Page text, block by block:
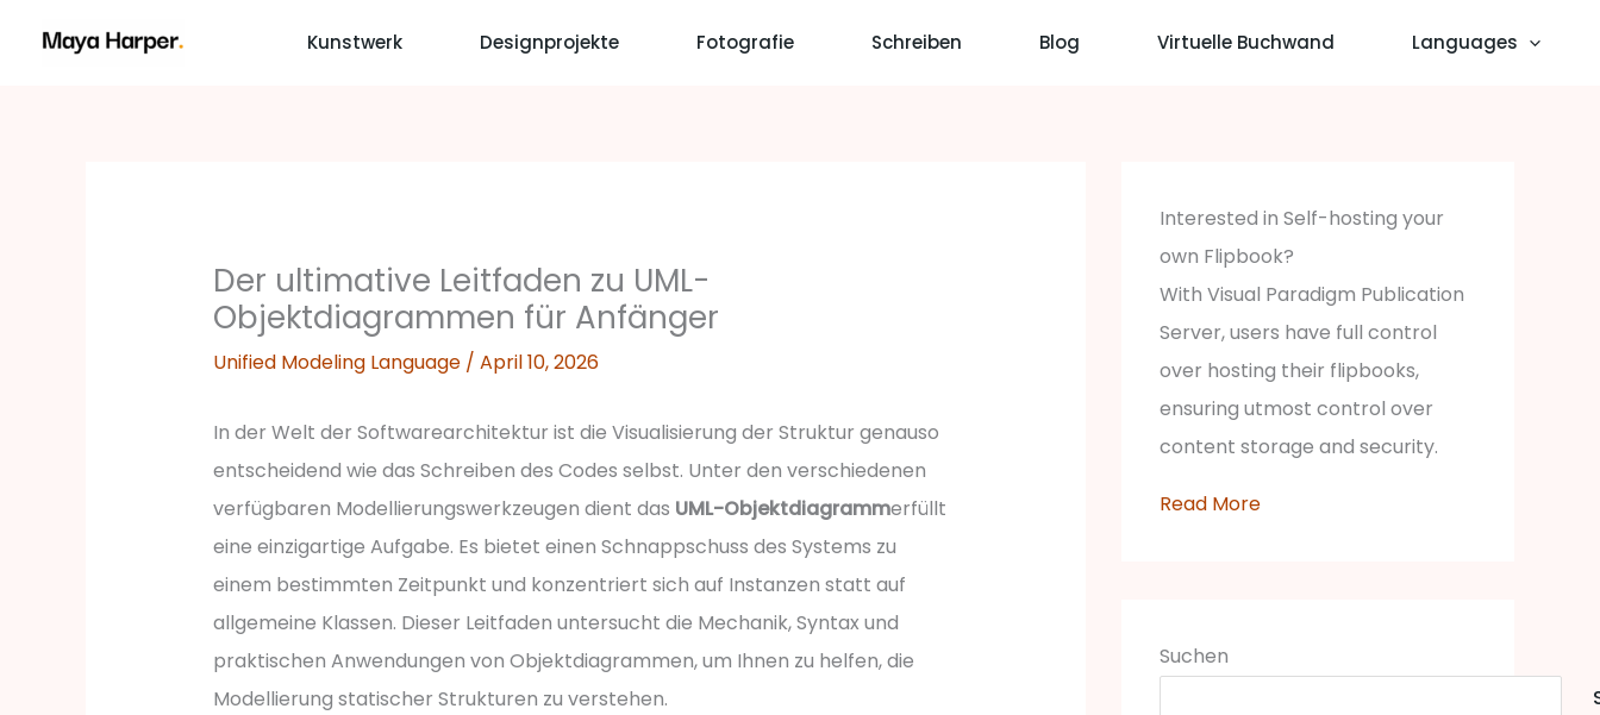
Inhalt
Kunstwerk Designprojekte Fotografie Schreiben Blog Virtuelle Buchwand Languages
Der ultimative Leitfaden zu UML-
Objektdiagrammen für Anfänger
Unified Modeling Language/ April 10, 2026
In der Welt der Softwarearchitektur ist die Visualisierung der Struktur genauso
entscheidend wie das Schreiben des Codes selbst. Unter den verschiedenen
verfügbaren Modellierungswerkzeugen dient das UML-Objektdiagrammerfüllt
eine einzigartige Aufgabe. Es bietet einen Schnappschuss des Systems zu
einem bestimmten Zeitpunkt und konzentriert sich auf Instanzen statt auf
allgemeine Klassen. Dieser Leitfaden untersucht die Mechanik, Syntax und
praktischen Anwendungen von Objektdiagrammen, um Ihnen zu helfen, die
Modellierung statischer Strukturen zu verstehen.
Interested in Self-hosting your
own Flipbook?
With Visual Paradigm Publication
Server, users have full control
over hosting their flipbooks,
ensuring utmost control over
content storage and security.
Read More
Suchen